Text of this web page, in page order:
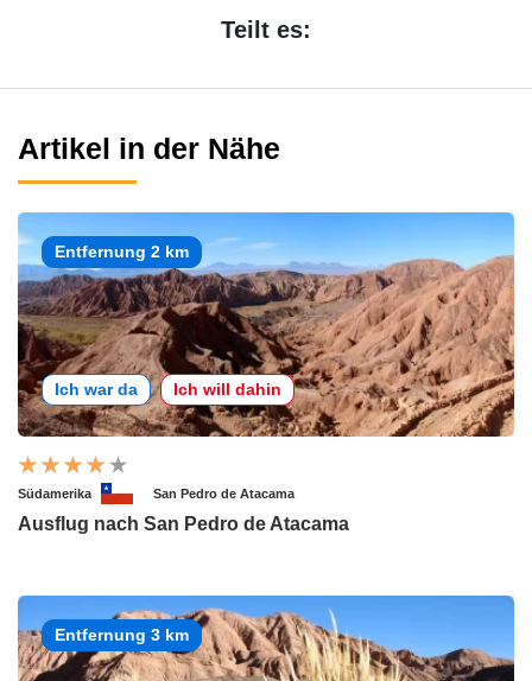
Teilt es:
Artikel in der Nähe
Entfernung 2 km
Ich war da Ich will dahin
Südamerika San Pedro de Atacama
Ausflug nach San Pedro de Atacama
Entfernung 3 km